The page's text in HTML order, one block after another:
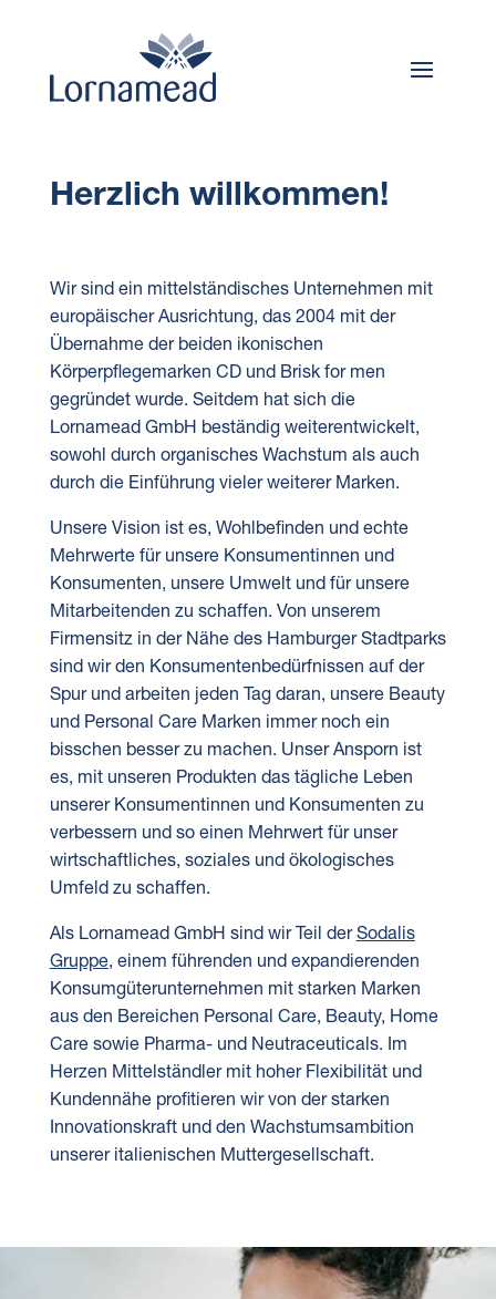
Herzlich willkommen!
Wir sind ein mittelständisches Unternehmen mit
europäischer Ausrichtung, das 2004 mit der
Übernahme der beiden ikonischen
Körperpflegemarken CD und Brisk for men
gegründet wurde. Seitdem hat sich die
Lornamead GmbH beständig weiterentwickelt,
sowohl durch organisches Wachstum als auch
durch die Einführung vieler weiterer Marken.
Unsere Vision ist es, Wohlbefinden und echte
Mehrwerte für unsere Konsumentinnen und
Konsumenten, unsere Umwelt und für unsere
Mitarbeitenden zu schaffen. Von unserem
Firmensitz in der Nähe des Hamburger Stadtparks
sind wir den Konsumentenbedürfnissen auf der
Spur und arbeiten jeden Tag daran, unsere Beauty
und Personal Care Marken immer noch ein
bisschen besser zu machen. Unser Ansporn ist
es, mit unseren Produkten das tägliche Leben
unserer Konsumentinnen und Konsumenten zu
verbessern und so einen Mehrwert für unser
wirtschaftliches, soziales und ökologisches
Umfeld zu schaffen.
Als Lornamead GmbH sind wir Teil derSodalis
Gruppe, einem führenden und expandierenden
Konsumgüterunternehmen mit starken Marken
aus den Bereichen Personal Care, Beauty, Home
Care sowie Pharma- und Neutraceuticals. Im
Herzen Mittelständler mit hoher Flexibilität und
Kundennähe profitieren wir von der starken
Innovationskraft und den Wachstumsambition
unserer italienischen Muttergesellschaft.